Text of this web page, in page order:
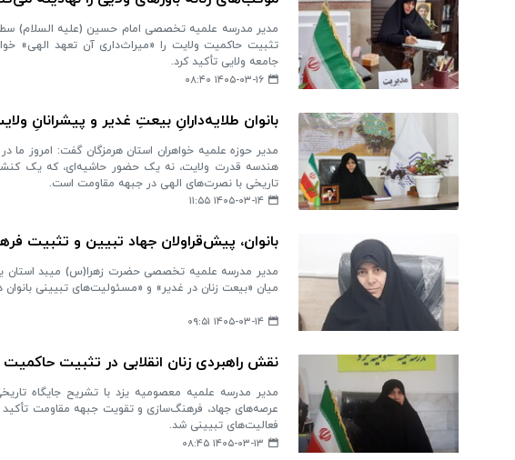
مدیر مدرسه علمیه تخصصی امام حسین (علیه السلام) سطح
تثبیت حاکمیت ولایت را «میراث‌داری آن تعهد الهی»
جامعه ولایی تأکید کرد.
۱۴۰۵-۰۳-۱۶ ۰۸:۴۰
بانوان طلایه‌دارانِ بیعتِ غدیر و پیشرانانِ
مدیر حوزه علمیه خواهران استان هرمزگان گفت: امروز ما
هندسه قدرت ولایت، نه یک حضور حاشیه‌ای، که یک
تاریخی با نصرت‌های الهی در جبهه مقاومت است.
۱۴۰۵-۰۳-۱۴ ۱۱:۵۵
بانوان، پیش‌قراولان جهاد تبیین و تثبیت
مدیر مدرسه علمیه تخصصی حضرت زهرا(س) میبد استان
میان «بیعت زنان در غدیر» و «مسئولیت‌های تبیینی
۱۴۰۵-۰۳-۱۴ ۰۹:۵۱
نقش راهبردی زنان انقلابی در تثبیت
مدیر مدرسه علمیه معصومیه یزد با تشریح جایگاه
عرصه‌های جهاد، فرهنگ‌سازی و تقویت جبهه مقاومت تأکید
فعالیت‌های تبیینی شد.
۱۴۰۵-۰۳-۱۳ ۰۸:۴۵